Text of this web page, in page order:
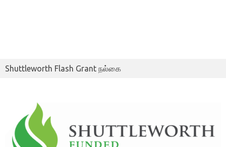
Shuttleworth Flash Grant நல்கை